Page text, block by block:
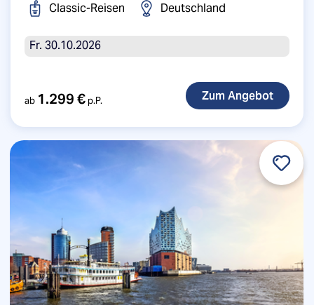
Classic-Reisen
Deutschland
Fr. 30.10.2026
ab 1.299 €p.P.